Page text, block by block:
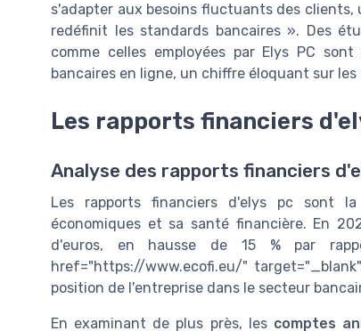
s'adapter aux besoins fluctuants des
redéfinit les standards bancaires ». Des
comme celles employées par Elys PC
bancaires en ligne, un chiffre éloquant sur
Les rapports financiers
Analyse des rapports financiers
Les rapports financiers d'elys pc sont
économiques et sa santé financière. En
d'euros, en hausse de 15 % par
href="https://www.ecofi.eu/"
position de l'entreprise dans le secteur
En examinant de plus près, les comptes